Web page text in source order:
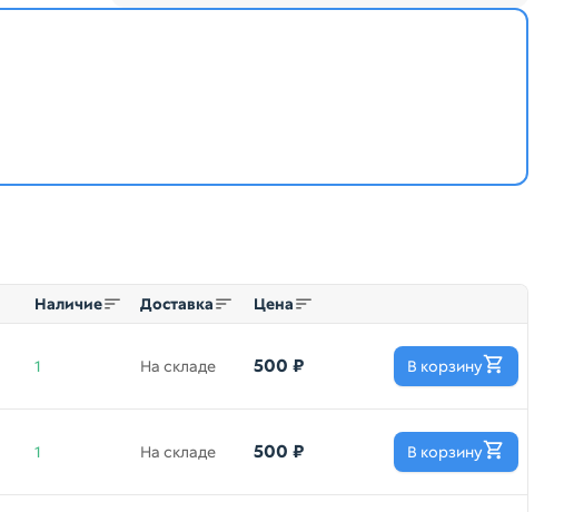
Наличие Доставка Цена
1 На складе 500 ₽ В корзину
1 На складе 500 ₽ В корзину